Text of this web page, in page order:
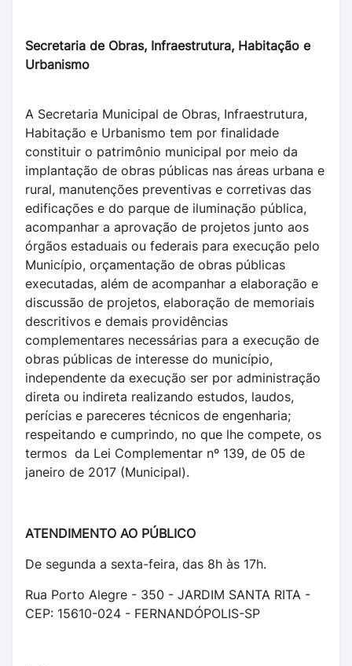
Secretaria de Obras, Infraestrutura, Habitação e
Urbanismo
A Secretaria Municipal de Obras, Infraestrutura,
Habitação e Urbanismo tem por finalidade
constituir o patrimônio municipal por meio da
implantação de obras públicas nas áreas urbana e
rural, manutenções preventivas e corretivas das
edificações e do parque de iluminação pública,
acompanhar a aprovação de projetos junto aos
órgãos estaduais ou federais para execução pelo
Município, orçamentação de obras públicas
executadas, além de acompanhar a elaboração e
discussão de projetos, elaboração de memoriais
descritivos e demais providências
complementares necessárias para a execução de
obras públicas de interesse do município,
independente da execução ser por administração
direta ou indireta realizando estudos, laudos,
perícias e pareceres técnicos de engenharia;
respeitando e cumprindo, no que lhe compete, os
termos da Lei Complementar nº 139, de 05 de
janeiro de 2017 (Municipal).
ATENDIMENTO AO PÚBLICO
De segunda a sexta-feira, das 8h às 17h.
Rua Porto Alegre - 350 - JARDIM SANTA RITA -
CEP: 15610-024 - FERNANDÓPOLIS-SP